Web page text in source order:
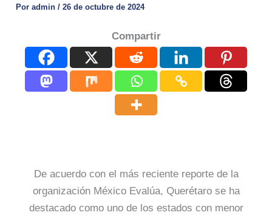
Poradmin/26 de octubre de 2024
Compartir
De acuerdo con el más reciente reporte de la
organización México Evalúa, Querétaro se ha
destacado como uno de los estados con menor